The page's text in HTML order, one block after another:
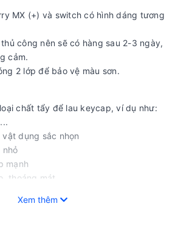
MX (+) và switch có hình dáng tương
công nên sẽ có hàng sau 2-3 ngày,
cảm.
2 lớp để bảo vệ màu sơn.
chất tẩy để lau keycap, ví dụ như:
dụng sắc nhọn
nhỏ
mạnh
thoáng mát
Xem thêm